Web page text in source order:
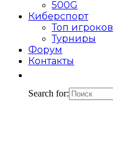
500G
Киберспорт
Топ игроков
Турниры
Форум
Контакты
Search for: